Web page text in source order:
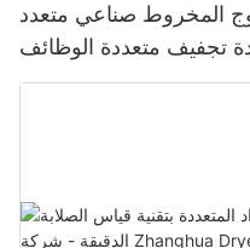
المخروط صناعي متعدد
تجفيف متعددة الوظائف
مزودة بشفرات.